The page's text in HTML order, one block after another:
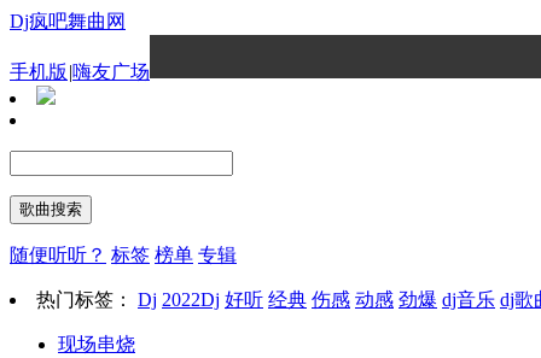
Dj疯吧舞曲网
手机版 |嗨友广场
随便听听？ 标签 榜单 专辑
热门标签： Dj 2022Dj 好听 经典 伤感 动感 劲爆 dj音乐 dj歌
现场串烧